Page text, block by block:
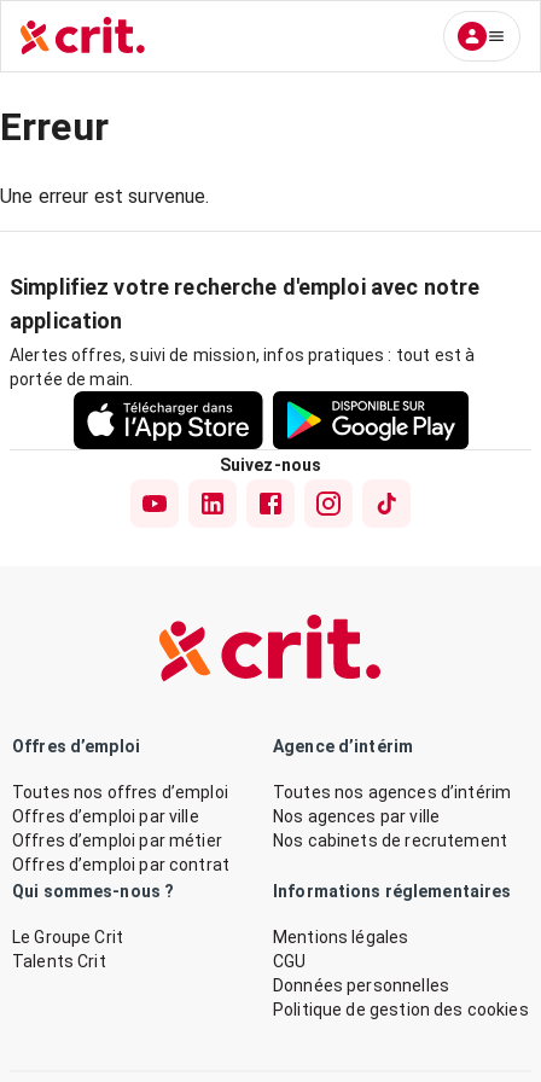
Erreur
Une erreur est survenue.
Simplifiez votre recherche d'emploi avec notre
application
Alertes offres, suivi de mission, infos pratiques : tout est à
portée de main.
Suivez-nous
Offres d’emploi
Toutes nos offres d’emploi
Offres d’emploi par ville
Offres d’emploi par métier
Offres d’emploi par contrat
Agence d’intérim
Toutes nos agences d’intérim
Nos agences par ville
Nos cabinets de recrutement
Qui sommes-nous ?
Le Groupe Crit
Talents Crit
Informations réglementaires
Mentions légales
CGU
Données personnelles
Politique de gestion des cookies